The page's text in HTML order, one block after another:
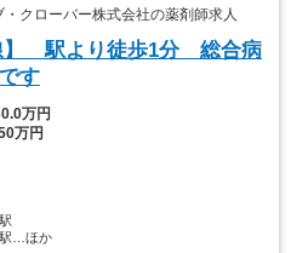
クローバー株式会社の薬剤師求人
】 駅より徒歩1分 総合病
す
万円
万円
駅…ほか